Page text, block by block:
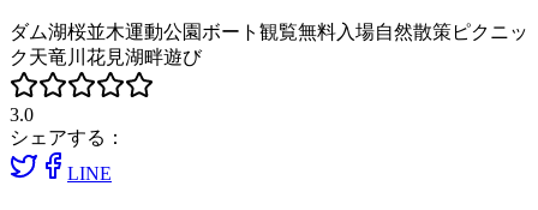
ダム湖桜並木運動公園ボート観覧無料入場自然散策ピクニッ
ク天竜川 花見湖畔遊び
3.0
シェアする：
LINE